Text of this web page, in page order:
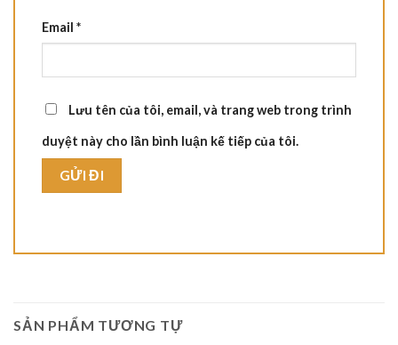
Email *
Lưu tên của tôi, email, và trang web trong trình
duyệt này cho lần bình luận kế tiếp của tôi.
SẢN PHẨM TƯƠNG TỰ